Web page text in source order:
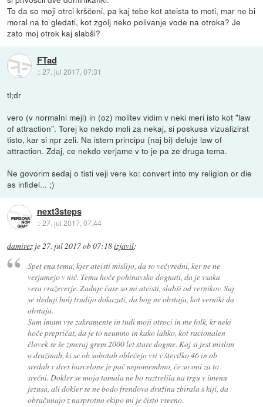
To da so moji otrci krščeni, pa kaj tebe kot ateista to moti, mar ne bi
moral na to gledati, kot zgolj neko polivanje vode na otroka? Je
zato moj otrok kaj slabši?
FTad
::27. jul 2017, 07:31
tl;dr
vero (v normalni meji) in (oz) molitev vidim v neki meri isto kot "law
of attraction". Torej ko nekdo moli za nekaj, si poskusa vizualizirat
tisto, kar si npr zeli. Na istem principu (naj bi) deluje law of
attraction. Zdaj, ce nekdo verjame v to je pa ze druga tema.
Ne govorim sedaj o tisti veji vere ko: convert into my religion or die
as infidel... ;)
next3steps
::27. jul 2017, 07:44
damirez je27. jul 2017 ob 07:18izjavil:
Spet ena tema, kjer ateisti mislijo, da so večvredni, ker ne ne
verjamejo v nič. Tema hoče pohinavsko dognati, da je vsaka
vera vraževerje. Zadnje čase so mi ateisti, slabši od vernikov. Saj
se slednji bolj trudijo dokazati, da bog ne obstaja, kot verniki da
obstaja.
Sam imam vse zakramente in tudi moji otroci in me folk, kr neki
hoče prepričat, da je to neumno in kako lahko, kot racionalen
človek se še zmeraj grem 2000 let stare dogme. Kaj si jest mislim
o družinah, ki se ob sobotah oblečejo vsi v številko 46 in ob
sredah v dres barcelone je pač nepomembno, če so oni za to
srečni. Dokler se moja tamala ne bo raztrelila na trgu v imenu
jezusa, ali dokler se ne bodo frendova družina zbirala s kiji, da
obračunajo z nasprotno ekipo mi je čisto vseeno.